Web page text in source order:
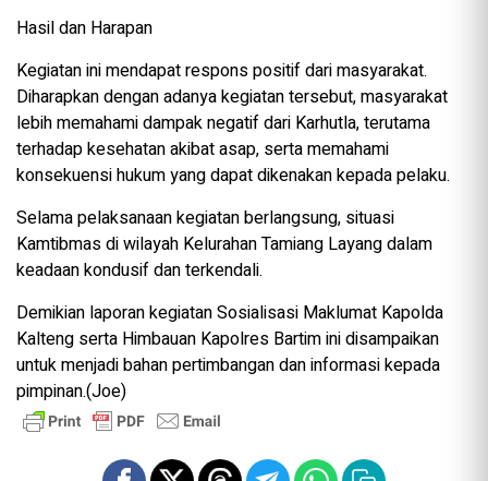
Hasil dan Harapan
Kegiatan ini mendapat respons positif dari masyarakat.
Diharapkan dengan adanya kegiatan tersebut, masyarakat
lebih memahami dampak negatif dari Karhutla, terutama
terhadap kesehatan akibat asap, serta memahami
konsekuensi hukum yang dapat dikenakan kepada pelaku.
Selama pelaksanaan kegiatan berlangsung, situasi
Kamtibmas di wilayah Kelurahan Tamiang Layang dalam
keadaan kondusif dan terkendali.
Demikian laporan kegiatan Sosialisasi Maklumat Kapolda
Kalteng serta Himbauan Kapolres Bartim ini disampaikan
untuk menjadi bahan pertimbangan dan informasi kepada
pimpinan.(Joe)